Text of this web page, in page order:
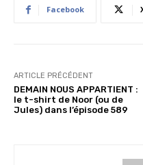
t
Facebook
ARTICLE PRÉCÉDENT
DEMAIN NOUS APPARTIENT :
le t-shirt de Noor (ou de
Jules) dans l’épisode 589